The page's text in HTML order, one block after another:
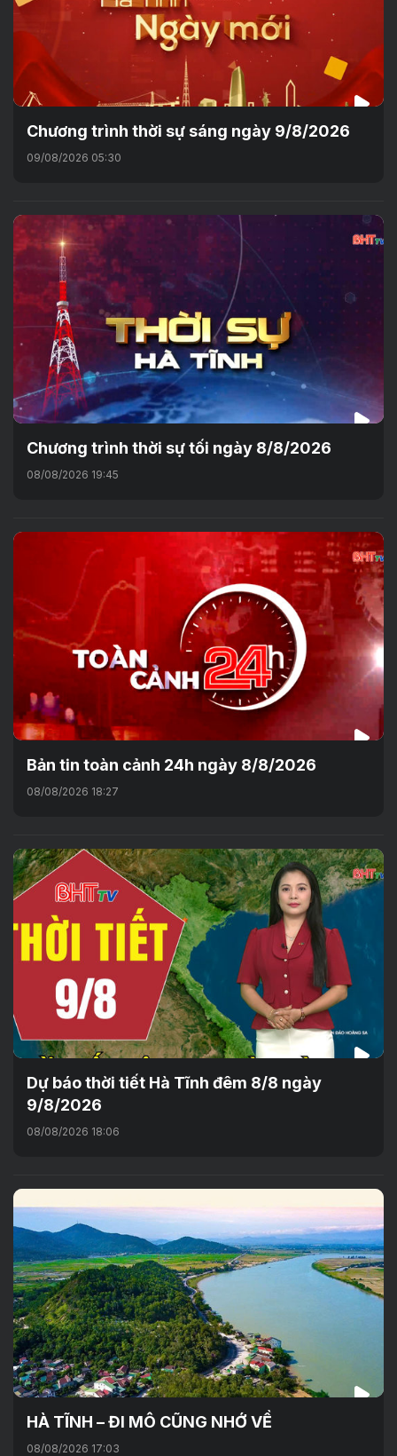
Chương trình thời sự sáng ngày 9/8/2026
09/08/2026 05:30
Chương trình thời sự tối ngày 8/8/2026
08/08/2026 19:45
Bản tin toàn cảnh 24h ngày 8/8/2026
08/08/2026 18:27
Dự báo thời tiết Hà Tĩnh đêm 8/8 ngày
9/8/2026
08/08/2026 18:06
HÀ TĨNH – ĐI MÔ CŨNG NHỚ VỀ
08/08/2026 17:03